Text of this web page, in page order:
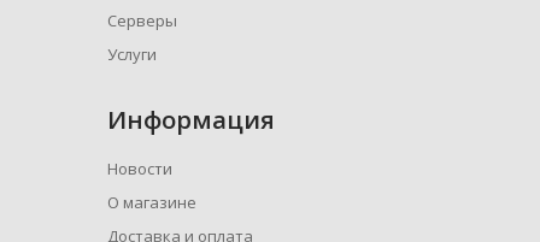
Серверы
Услуги
Информация
Новости
О магазине
Доставка и оплата